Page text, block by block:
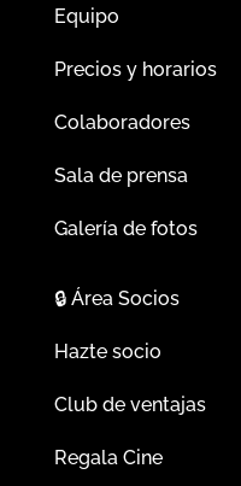
Equipo
Precios y horarios
Colaboradores
Sala de prensa
Galería de fotos
🔒Área Socios
Hazte socio
Club de ventajas
Regala Cine